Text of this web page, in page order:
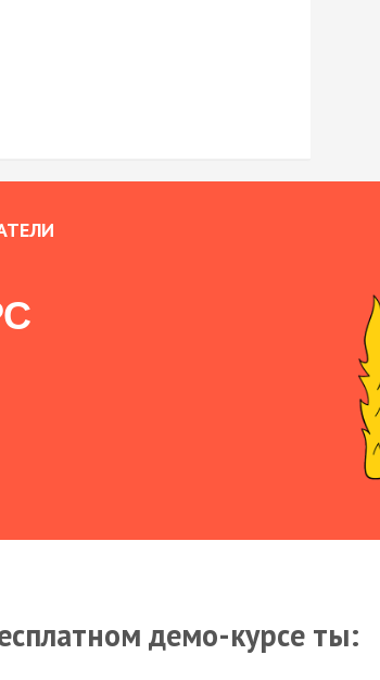
демо-курсе ты: